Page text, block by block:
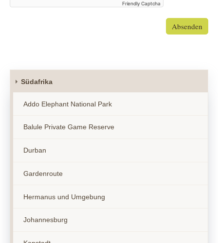
Friendly Captcha
Absenden
Südafrika
Addo Elephant National Park
Balule Private Game Reserve
Durban
Gardenroute
Hermanus und Umgebung
Johannesburg